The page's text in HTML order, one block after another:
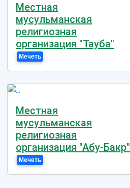
Местная
мусульманская
религиозная
организация "Тауба"
Мечеть
Местная
мусульманская
религиозная
организация "Абу-Бакр"
Мечеть